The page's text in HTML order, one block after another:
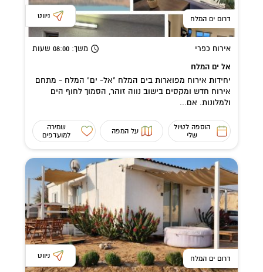
דרום ים המלח ניווט
אירוח כפרי משך: 08:00 שעות
אל ים המלח
יחידות אירוח מפוארות בים המלח "אל- ים" המלח - מתחם
אירוח חדש ומקסים בישוב נווה זוהר, הסמוך לחוף הים
ולמלונות. אם...
הוספה לטיול
שלי
על המפה
שמירה
למועדפים
דרום ים המלח ניווט